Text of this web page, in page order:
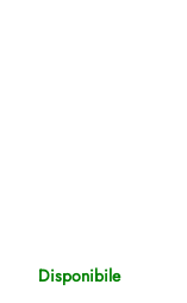
Disponibile